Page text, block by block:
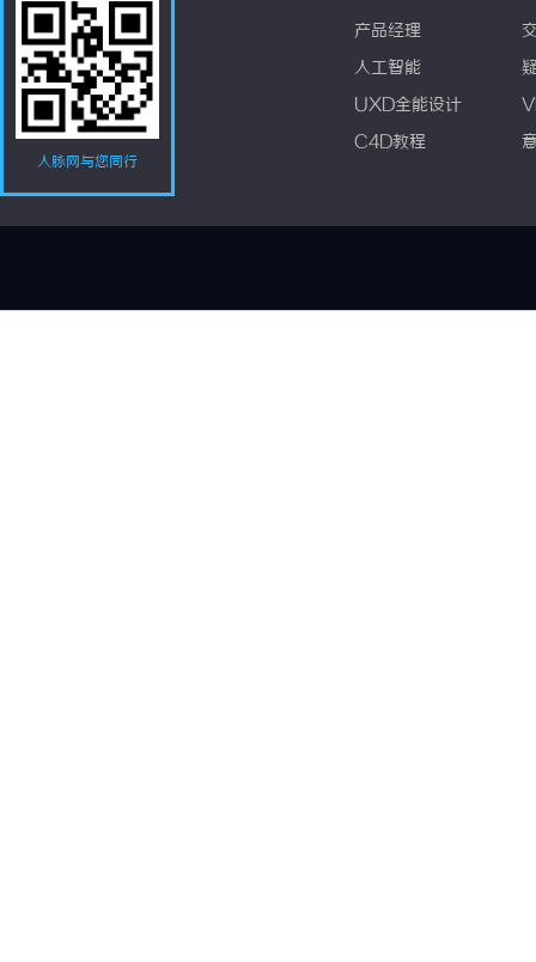
人脉网与您同行
产品经理
人工智能
UXD全能设计
C4D教程